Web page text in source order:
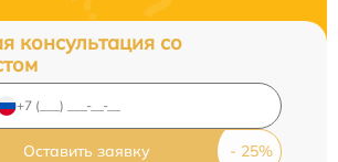
консультация со
Оставить заявку